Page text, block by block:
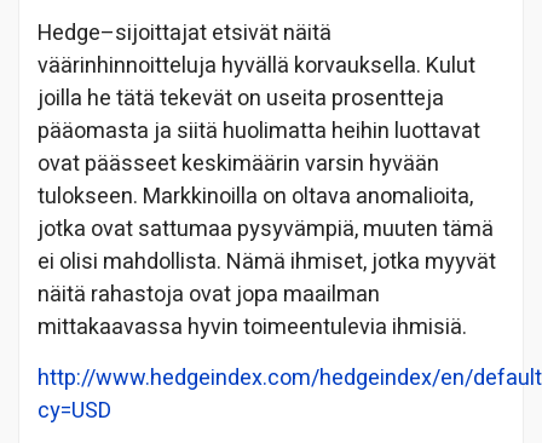
Hedge–sijoittajat etsivät näitä
väärinhinnoitteluja hyvällä korvauksella. Kulut
joilla he tätä tekevät on useita prosentteja
pääomasta ja siitä huolimatta heihin luottavat
ovat päässeet keskimäärin varsin hyvään
tulokseen. Markkinoilla on oltava anomalioita,
jotka ovat sattumaa pysyvämpiä, muuten tämä
ei olisi mahdollista. Nämä ihmiset, jotka myyvät
näitä rahastoja ovat jopa maailman
mittakaavassa hyvin toimeentulevia ihmisiä.
http://www.hedgeindex.com/hedgeindex/en/
cy=USD